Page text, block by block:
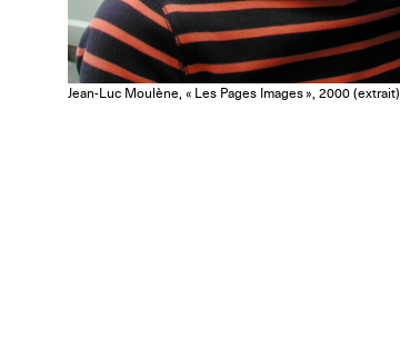
Jean-Luc Moulène, « Les Pages Images », 2000 (extrait)